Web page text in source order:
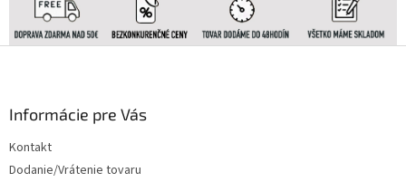
Informácie pre Vás
Kontakt
Dodanie/Vrátenie tovaru